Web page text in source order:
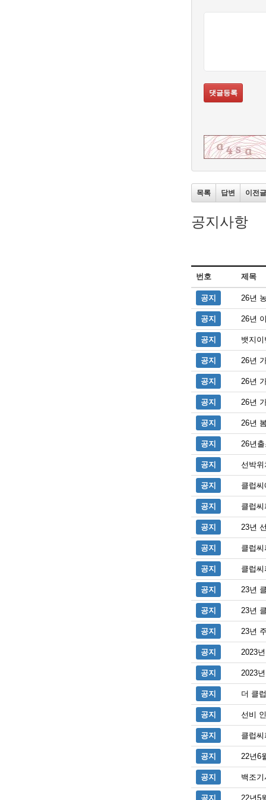
댓글등록
목록 답변 이전글
공지사항
번호 제목
공지 26년
공지 26년
공지 뱃지
공지 26년
공지 26년
공지 26년
공지 26년
공지 26년
공지 선박위
공지 클럽
공지 클럽
공지 23년
공지 클럽
공지 클럽
공지 23년
공지 23년
공지 23년
공지 2023
공지 2023
공지 더 클
공지 선비
공지 클럽
공지 22년6
공지 백조
공지 22년5